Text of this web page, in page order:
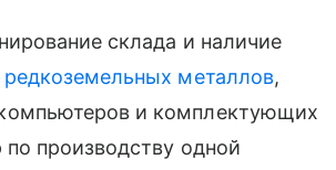
склада и наличие
редкоземельных металлов,
и комплектующих
производству одной